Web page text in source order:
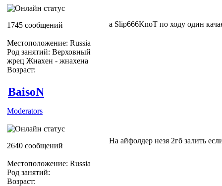
1745 сообщений
Местоположение: Russia
Род занятий: Верховный
жрец Жнахен - жнахена
Возраст:
а Slip666KnoT по ходу один
BaisoN
Moderators
2640 сообщений
Местоположение: Russia
Род занятий:
Возраст:
На айфолдер незя 2гб залить